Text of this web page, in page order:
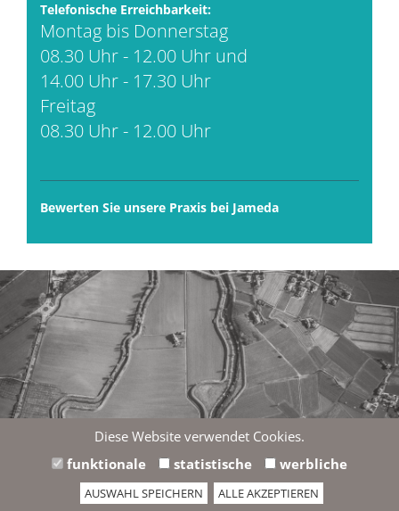
Telefonische Erreichbarkeit:
Montag bis Donnerstag
08.30 Uhr - 12.00 Uhr und
14.00 Uhr - 17.30 Uhr
Freitag
08.30 Uhr - 12.00 Uhr
Bewerten Sie unsere Praxis bei Jameda
Wir möchten Ihnen hier eine externe Karte von Google
Maps anzeigen. Einverstanden?
Datenschutzhinweise anzeigen
Diese Website verwendet Cookies.
funktionale
statistische werbliche
AUSWAHL SPEICHERN ALLE AKZEPTIEREN